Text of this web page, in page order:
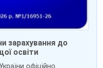
зарахування до
освіти
офіційно